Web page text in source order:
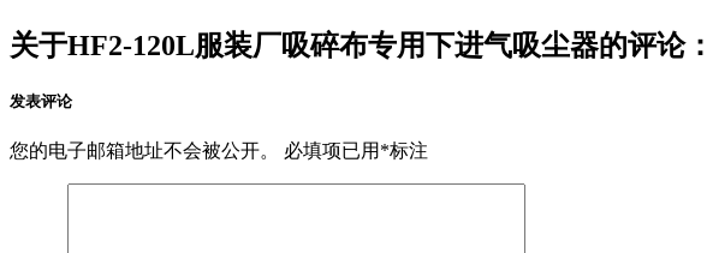
关于HF2-120L服装厂吸碎布专用下进气吸尘器的评论：
发表评论
您的电子邮箱地址不会被公开。 必填项已用 *标注